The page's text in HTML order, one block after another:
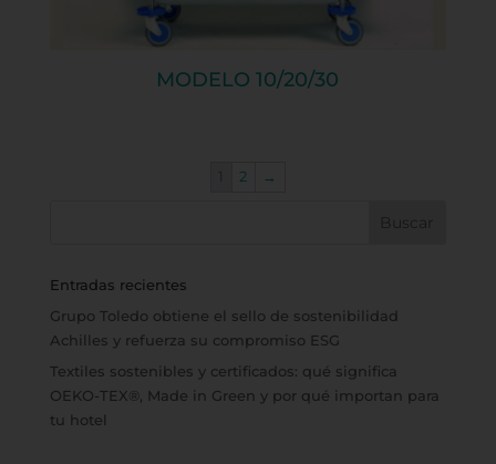
MODELO 10/20/30
1 2 →
Entradas recientes
Grupo Toledo obtiene el sello de sostenibilidad
Achilles y refuerza su compromiso ESG
Textiles sostenibles y certificados: qué significa
OEKO-TEX®, Made in Green y por qué importan para
tu hotel